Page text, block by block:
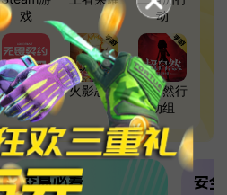
戏
动
无畏契约 火影忍者
超自然行
动组
交易必看 安